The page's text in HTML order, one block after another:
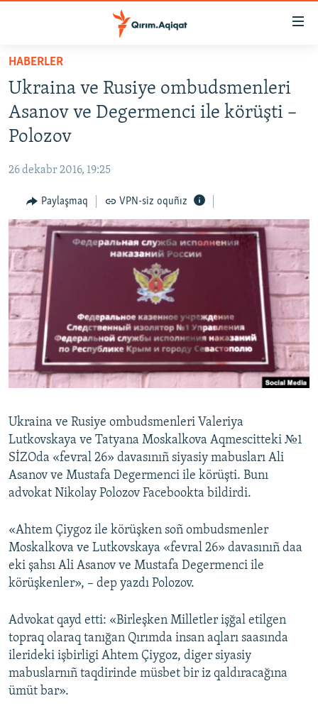
Esas
qaytmaq
Baş
navigatsiyağa
qaytmaq
Qıdıruvğa
HABERLER
İQTİSADİYAT
MEDENİYET
İNSAN AQLARI
VİDEO
SÜRET
BLOGLAR
FİKİR
Русский
Українською
RFE/RS bütün saytları
HABERLER
Ukraina ve Rusiye ombudsmenleri
Asanov ve Degermenci ile körüşti –
Polozov
26 dekabr 2016, 19:25
Paylaşmaq VPN-siz oquñız
Ukraina ve Rusiye ombudsmenleri Valeriya
Lutkovskaya ve Tatyana Moskalkova Aqmescitteki №1
SİZOda «fevral 26» davasınıñ siyasiy mabusları Ali
Asanov ve Mustafa Degermenci ile körüşti. Bunı
advokat Nikolay Polozov Facebookta bildirdi.
«Ahtem Çiygoz ile körüşken soñ ombudsmenler
Moskalkova ve Lutkovskaya «fevral 26» davasınıñ daa
eki şahsı Ali Asanov ve Mustafa Degermenci ile
körüşkenler», – dep yazdı Polozov.
Advokat qayd etti: «Birleşken Milletler işğal etilgen
topraq olaraq tanığan Qırımda insan aqları saasında
ilerideki işbirligi Ahtem Çiygoz, diger siyasiy
mabuslarnıñ taqdirinde müsbet bir iz qaldıracağına
ümüt bar».